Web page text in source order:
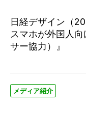
日経デザイン（
スマホが外国人
サー協力）』
メディア紹介